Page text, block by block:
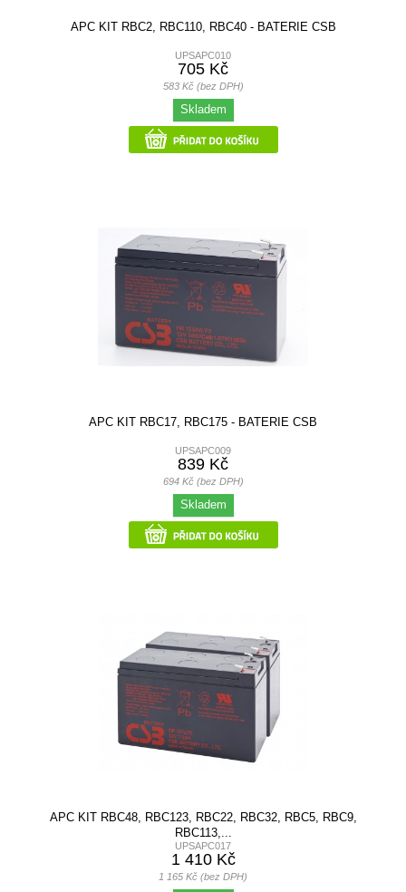
APC KIT RBC2, RBC110, RBC40 - BATERIE CSB
UPSAPC010
705 Kč
583 Kč (bez DPH)
Skladem
APC KIT RBC17, RBC175 - BATERIE CSB
UPSAPC009
839 Kč
694 Kč (bez DPH)
Skladem
APC KIT RBC48, RBC123, RBC22, RBC32, RBC5, RBC9,
RBC113,...
UPSAPC017
1 410 Kč
1 165 Kč (bez DPH)